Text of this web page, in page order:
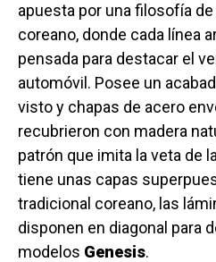
apuesta por una filosofía
coreano, donde cada línea
pensada para destacar el
automóvil. Posee un
visto y chapas de acero
recubrieron con madera
patrón que imita la veta de
tiene unas capas
tradicional coreano, las
disponen en diagonal para
modelos Genesis.